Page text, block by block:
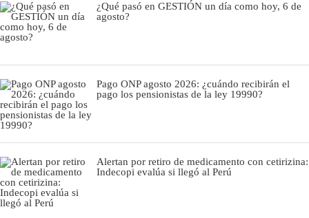
¿Qué pasó en GESTIÓN un día como hoy, 6 de
agosto?
Pago ONP agosto 2026: ¿cuándo recibirán el
pago los pensionistas de la ley 19990?
Alertan por retiro de medicamento con cetirizina:
Indecopi evalúa si llegó al Perú